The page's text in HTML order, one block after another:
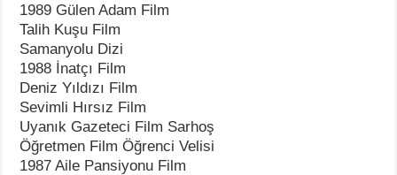
1989 Gülen Adam Film
Talih Kuşu Film
Samanyolu Dizi
1988 İnatçı Film
Deniz Yıldızı Film
Sevimli Hırsız Film
Uyanık Gazeteci Film Sarhoş
Öğretmen Film Öğrenci Velisi
1987 Aile Pansiyonu Film